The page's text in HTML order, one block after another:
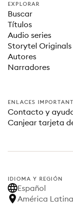
EXPLORAR
Buscar
Títulos
Audio series
Storytel Originals
Autores
Narradores
ENLACES
Contacto y
Canjear tarjeta
IDIOMA Y REGIÓN
Español
América Latina